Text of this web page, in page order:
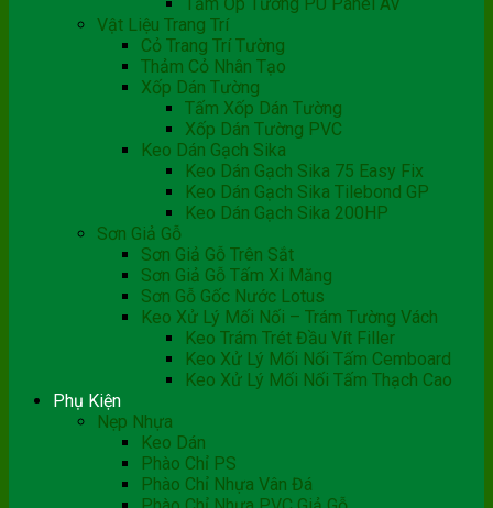
Vật Liệu Trang Trí
Cỏ Trang Trí Tường
Thảm Cỏ Nhân Tạo
Xốp Dán Tường
Tấm Xốp Dán Tường
Xốp Dán Tường PVC
Keo Dán Gạch Sika
Keo Dán Gạch Sika 75 Easy Fix
Keo Dán Gạch Sika Tilebond GP
Keo Dán Gạch Sika 200HP
Sơn Giả Gỗ
Sơn Giả Gỗ Trên Sắt
Sơn Giả Gỗ Tấm Xi Măng
Sơn Gỗ Gốc Nước Lotus
Keo Xử Lý Mối Nối – Trám Tường Vách
Keo Trám Trét Đầu Vít Filler
Keo Xử Lý Mối Nối Tấm Cemboard
Keo Xử Lý Mối Nối Tấm Thạch Cao
Phụ Kiện
Nẹp Nhựa
Keo Dán
Phào Chỉ PS
Phào Chỉ Nhựa Vân Đá